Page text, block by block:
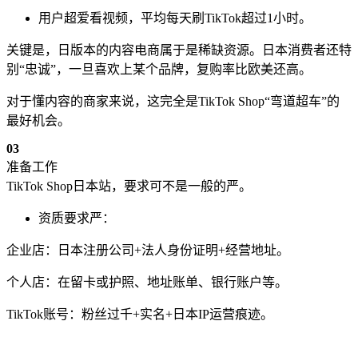
用户超爱看视频，平均每天刷TikTok超过1小时。
关键是，日版本的内容电商属于是稀缺资源。日本消费者还特
别“忠诚”，一旦喜欢上某个品牌，复购率比欧美还高。
对于懂内容的商家来说，这完全是TikTok Shop“弯道超车”的
最好机会。
03
准备工作
TikTok Shop日本站，要求可不是一般的严。
资质要求严：
企业店：日本注册公司+法人身份证明+经营地址。
个人店：在留卡或护照、地址账单、银行账户等。
TikTok账号：粉丝过千+实名+日本IP运营痕迹。